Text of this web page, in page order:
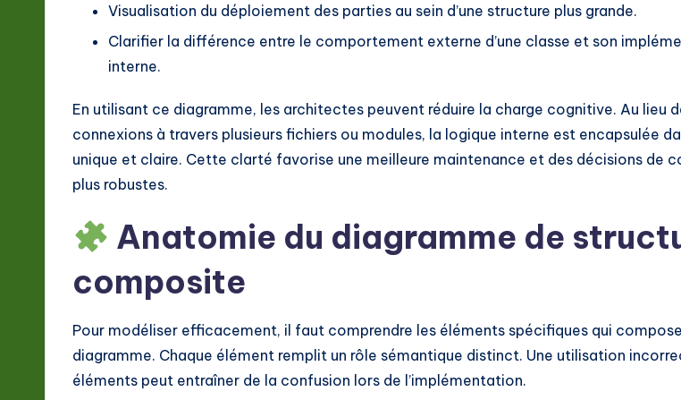
Visualisation du déploiement des parties au sein d’une structure plus grande.
Clarifier la différence entre le comportement externe d’une classe et son
interne.
En utilisant ce diagramme, les architectes peuvent réduire la charge cognitive. Au lieu
connexions à travers plusieurs fichiers ou modules, la logique interne est encapsulée
unique et claire. Cette clarté favorise une meilleure maintenance et des décisions de
plus robustes.
Anatomie du diagramme de
composite
Pour modéliser efficacement, il faut comprendre les éléments spécifiques qui
diagramme. Chaque élément remplit un rôle sémantique distinct. Une utilisation
éléments peut entraîner de la confusion lors de l’implémentation.